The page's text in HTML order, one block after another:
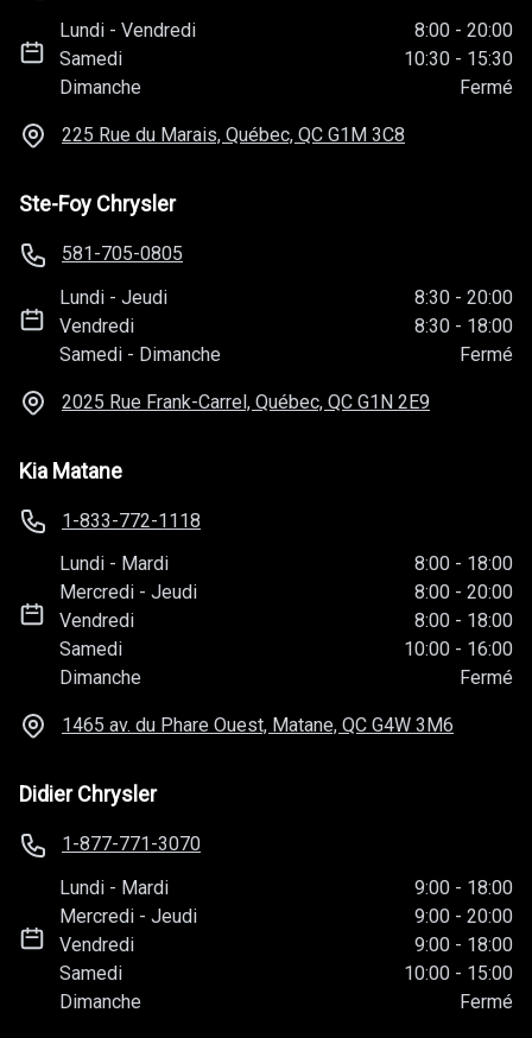
Lundi -Vendredi 8:00 - 20:00
Samedi
10:30 - 15:30
Dimanche
Fermé
225 Rue du Marais, Québec, QC G1M 3C8
Ste-Foy Chrysler
581-705-0805
Lundi -Jeudi 8:30 - 20:00
Vendredi
8:30 - 18:00
Samedi - Dimanche Fermé
2025 Rue Frank-Carrel, Québec, QC G1N 2E9
Kia Matane
1-833-772-1118
Lundi - Mardi 8:00 - 18:00
Mercredi -Jeudi 8:00 - 20:00
Vendredi
8:00 - 18:00
Samedi
10:00 - 16:00
Dimanche
Fermé
1465 av. du Phare Ouest, Matane, QC G4W 3M6
Didier Chrysler
1-877-771-3070
Lundi - Mardi 9:00 - 18:00
Mercredi -Jeudi 9:00 - 20:00
Vendredi
9:00 - 18:00
Samedi
10:00 - 15:00
Dimanche
Fermé